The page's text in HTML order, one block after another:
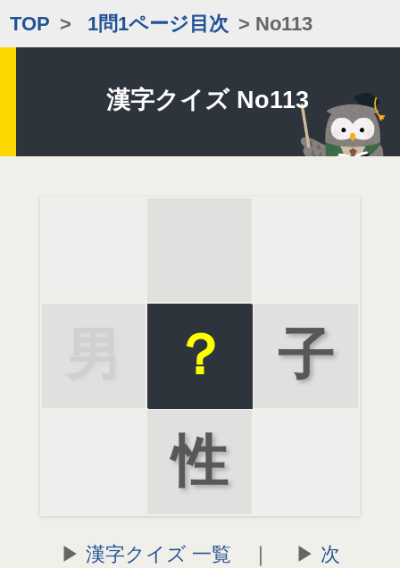
TOP > 1問1ページ目次 > No113
漢字クイズ No113
女
？
子
性
漢字クイズ 一覧 ｜
次